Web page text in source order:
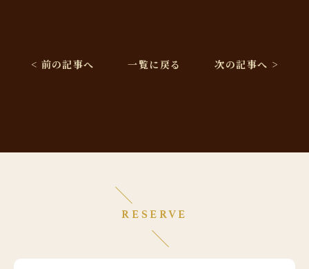
< 前の記事へ 一覧に戻る 次の記事へ >
RESERVE